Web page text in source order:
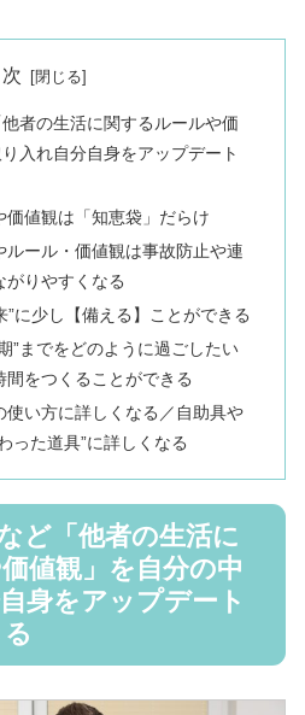
次
者の生活に関するルールや価
入れ自分自身をアップデート
価値観は「知恵袋」だらけ
ルール・価値観は事故防止や連
がりやすくなる
”に少し【備える】ことができる
”までをどのように過ごしたい
間をつくることができる
使い方に詳しくなる／自助具や
った道具”に詳しくなる
ど「他者の生活に
値観」を自分の中
身をアップデート